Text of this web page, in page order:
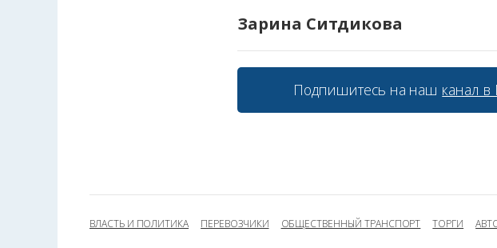
Зарина Ситдикова
Подпишитесь на наш канал в
ВЛАСТЬ И ПОЛИТИКА ПЕРЕВОЗЧИКИ ОБЩЕСТВЕННЫЙ ТРАНСПОРТ ТОРГИ